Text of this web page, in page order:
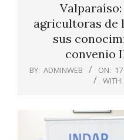
agricultoras de
sus
convenio
BY: ADMINWEB ON:
WITH: